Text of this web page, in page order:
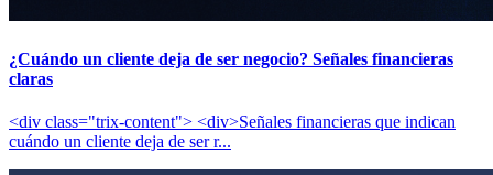
¿Cuándo un cliente deja de ser negocio? Señales financieras
claras
<div class="trix-content"> <div>Señales financieras que indican
cuándo un cliente deja de ser r...